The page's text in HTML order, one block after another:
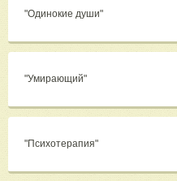
"Одинокие души"
"Умирающий"
"Психотерапия"